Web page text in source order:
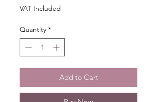
VAT Included
Quantity *
Add to Cart